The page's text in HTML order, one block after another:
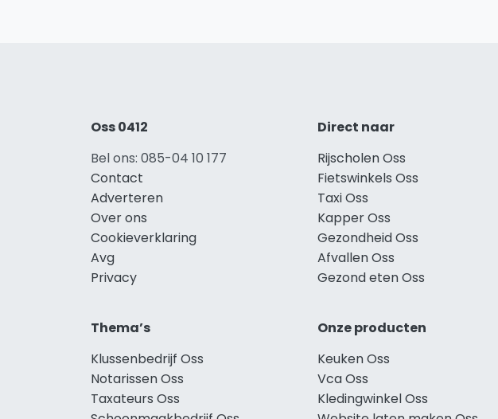
Oss 0412
Bel ons: 085-04 10 177
Contact
Adverteren
Over ons
Cookieverklaring
Avg
Privacy
Direct naar
Rijscholen Oss
Fietswinkels Oss
Taxi Oss
Kapper Oss
Gezondheid Oss
Afvallen Oss
Gezond eten Oss
Thema’s
Klussenbedrijf Oss
Notarissen Oss
Taxateurs Oss
Onze producten
Keuken Oss
Vca Oss
Kledingwinkel Oss